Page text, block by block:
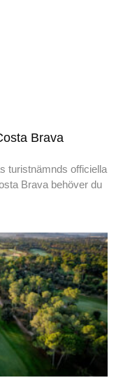
Brava
turistnämnds officiella
Brava behöver du